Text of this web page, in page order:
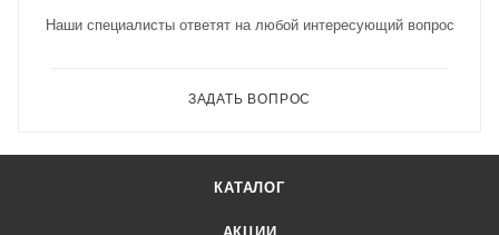
Наши специалисты ответят на любой интересующий вопрос
ЗАДАТЬ ВОПРОС
КАТАЛОГ